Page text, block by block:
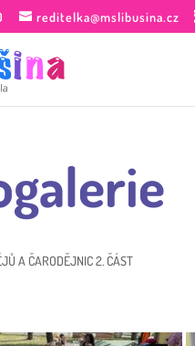
reditelka@mslibusina.cz
A ČARODĚJNIC 2. ČÁST